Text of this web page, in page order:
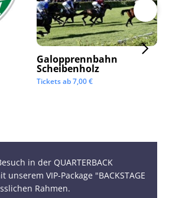
Galopprennbahn
Scheibenholz
Tickets ab7,00€
in der QUARTERBACK
unserem VIP-Package "BACKSTAGE
Rahmen.